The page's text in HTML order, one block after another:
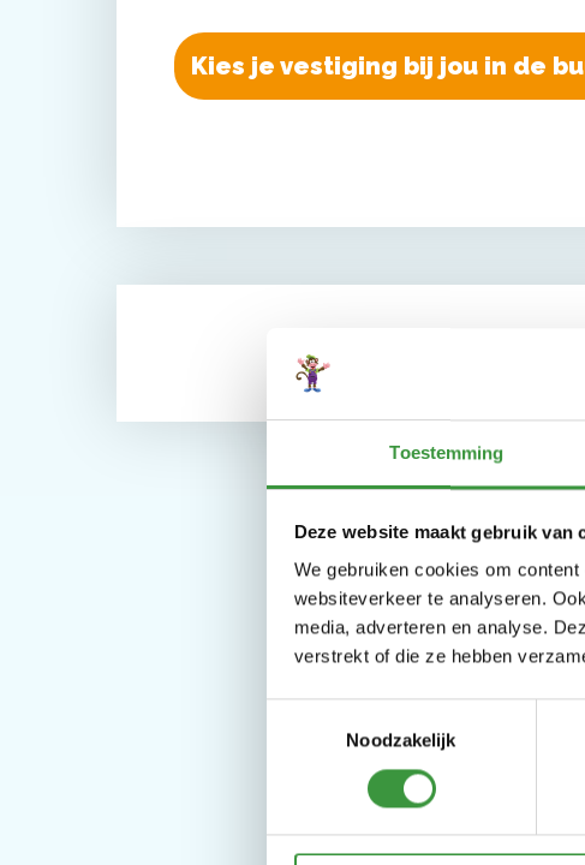
Toestemming
Deze website maakt gebruik van
We gebruiken cookies om
websiteverkeer te analyseren.
media, adverteren en analyse.
verstrekt of die ze hebben
Noodzakelijk
Kies je vestiging bij jou in de